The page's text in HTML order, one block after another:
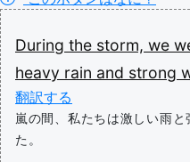
During the storm, we
heavy rain and strong
翻訳する
嵐の間、私たちは激しい雨
た。